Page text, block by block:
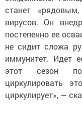
станет
вирусов. Он
постепенно ее
не сидит сложа
иммунитет. Идет
этот сезон
циркулировать
циркулирует», —